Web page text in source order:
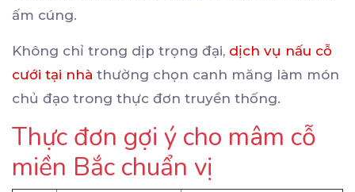
ấm cúng.
Không chỉ trong dịp trọng đại, dịch vụ nấu cỗ
cưới tại nhà thường chọn canh măng làm món
chủ đạo trong thực đơn truyền thống.
Thực đơn gợi ý cho mâm cỗ
miền Bắc chuẩn vị